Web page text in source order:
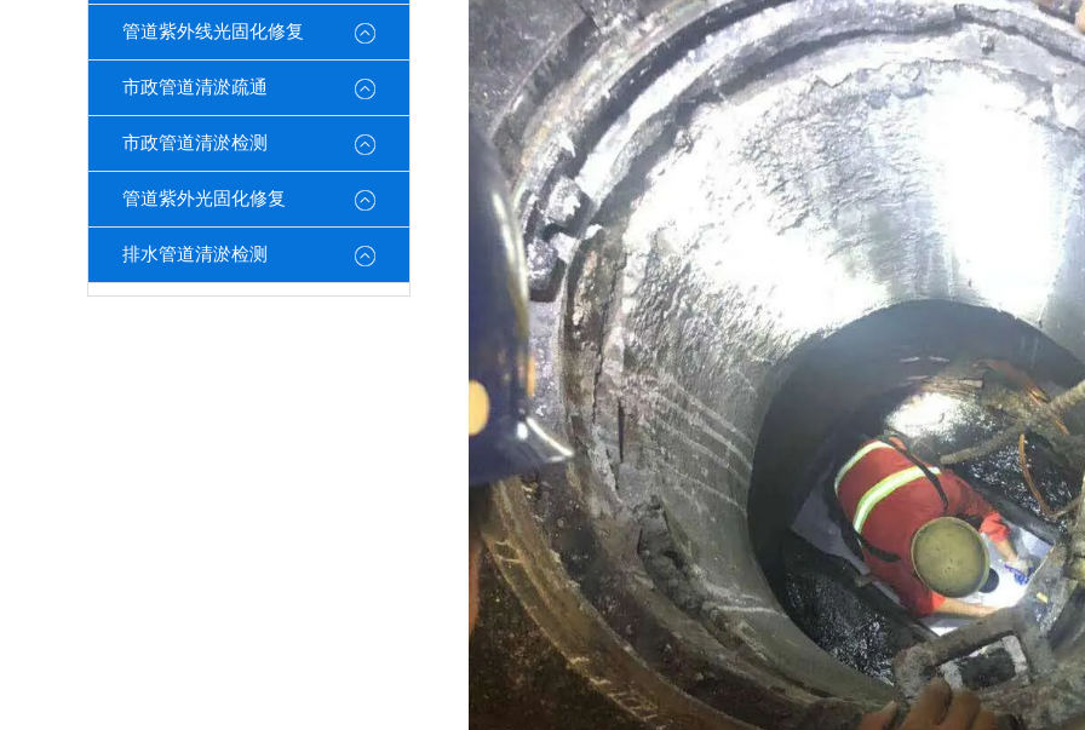
管道紫外线光固化修复
市政管道清淤疏通
市政管道清淤检测
管道紫外光固化修复
排水管道清淤检测